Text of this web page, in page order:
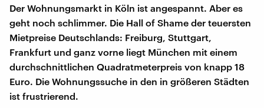
Der Wohnungsmarkt in Köln ist angespannt. Aber es
geht noch schlimmer. Die Hall of Shame der teuersten
Mietpreise Deutschlands: Freiburg, Stuttgart,
Frankfurt und ganz vorne liegt München mit einem
durchschnittlichen Quadratmeterpreis von knapp 18
Euro. Die Wohnungssuche in den in größeren Städten
ist frustrierend.